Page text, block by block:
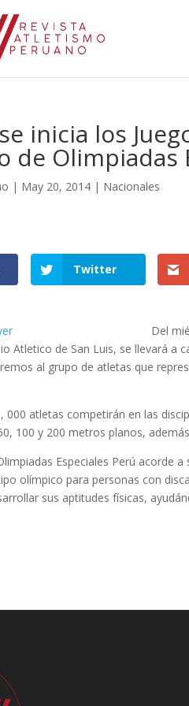
inicia los
de Olimpiadas
| May 20, 2014 | Nacionales
Twitter
Del
Atletico de San Luis, se llevará a
al grupo de atletas que
000 atletas competirán en las
100 y 200 metros planos,
Especiales Perú acorde
olímpico para personas con
sus aptitudes físicas,